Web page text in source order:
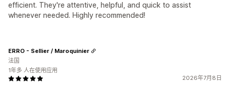
efficient. They're attentive, helpful, and quick to assist
whenever needed. Highly recommended!
2026年7月8日
ERRO - Sellier / Maroquinier
法国
1年多 人在使用应用